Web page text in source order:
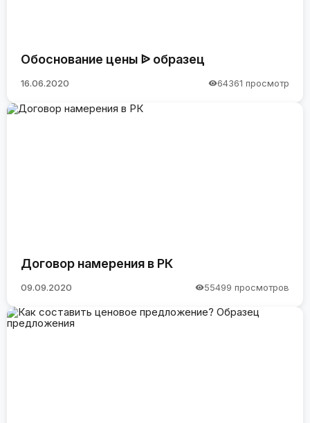
Обоснование цены ᐉ образец
16.06.2020 64361 просмотр
Договор намерения в РК
09.09.2020 55499 просмотров